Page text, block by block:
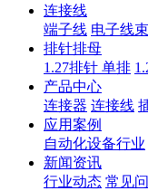
连接线
端子线 电子线束
排针排母
1.27排针 单排
产品中心
连接器 连接线
应用案例
自动化设备行业
新闻资讯
行业动态 常见